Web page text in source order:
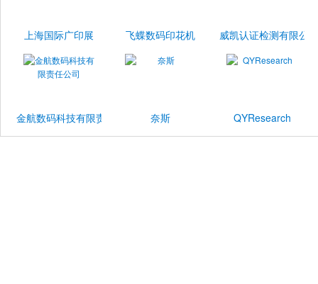
上海国际广印展 飞蝶数码印花机 威凯认证检测有限公司
金航数码科技有限责任公司 奈斯 QYResearch